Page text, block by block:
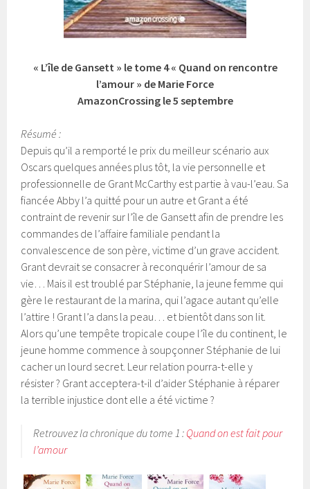
« L’île de Gansett » le tome 4 « Quand on rencontre
l’amour » de Marie Force
AmazonCrossing le 5 septembre
Résumé :
Depuis qu’il a remporté le prix du meilleur scénario aux
Oscars quelques années plus tôt, la vie personnelle et
professionnelle de Grant McCarthy est partie à vau-l’eau. Sa
fiancée Abby l’a quitté pour un autre et Grant a été
contraint de revenir sur l’île de Gansett afin de prendre les
commandes de l’affaire familiale pendant la
convalescence de son père, victime d’un grave accident.
Grant devrait se consacrer à reconquérir l’amour de sa
vie… Mais il est troublé par Stéphanie, la jeune femme qui
gère le restaurant de la marina, qui l’agace autant qu’elle
l’attire ! Grant l’a dans la peau… et bientôt dans son lit.
Alors qu’une tempête tropicale coupe l’île du continent, le
jeune homme commence à soupçonner Stéphanie de lui
cacher un lourd secret. Leur relation pourra-t-elle y
résister ? Grant acceptera-t-il d’aider Stéphanie à réparer
la terrible injustice dont elle a été victime ?
Retrouvez la chronique du tome 1 : Quand on est fait pour
l’amour